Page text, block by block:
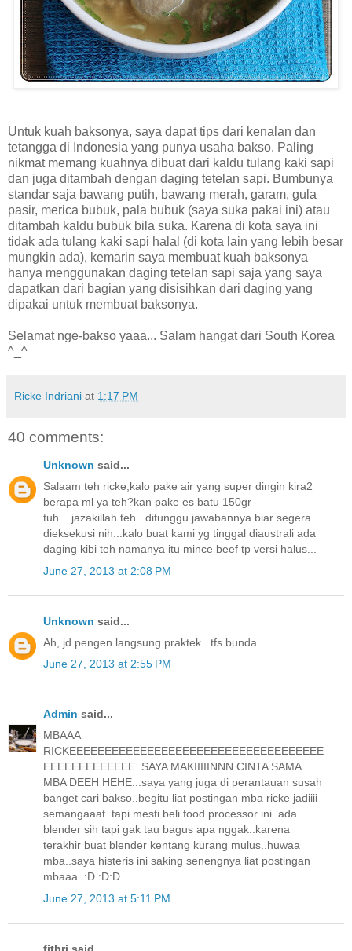
Untuk kuah baksonya, saya dapat tips dari kenalan dan
tetangga di Indonesia yang punya usaha bakso. Paling
nikmat memang kuahnya dibuat dari kaldu tulang kaki sapi
dan juga ditambah dengan daging tetelan sapi. Bumbunya
standar saja bawang putih, bawang merah, garam, gula
pasir, merica bubuk, pala bubuk (saya suka pakai ini) atau
ditambah kaldu bubuk bila suka. Karena di kota saya ini
tidak ada tulang kaki sapi halal (di kota lain yang lebih besar
mungkin ada), kemarin saya membuat kuah baksonya
hanya menggunakan daging tetelan sapi saja yang saya
dapatkan dari bagian yang disisihkan dari daging yang
dipakai untuk membuat baksonya.
Selamat nge-bakso yaaa... Salam hangat dari South Korea
^_^
Ricke Indriani at 1:17 PM
40 comments:
Unknown said...
Salaam teh ricke,kalo pake air yang super dingin kira2
berapa ml ya teh?kan pake es batu 150gr
tuh....jazakillah teh...ditunggu jawabannya biar segera
dieksekusi nih...kalo buat kami yg tinggal diaustrali ada
daging kibi teh namanya itu mince beef tp versi halus...
June 27, 2013 at 2:08 PM
Unknown said...
Ah, jd pengen langsung praktek...tfs bunda...
June 27, 2013 at 2:55 PM
Admin said...
MBAAA
RICKEEEEEEEEEEEEEEEEEEEEEEEEEEEEEEEEEEEE
EEEEEEEEEEEEE..SAYA MAKIIIIINNN CINTA SAMA
MBA DEEH HEHE...saya yang juga di perantauan susah
banget cari bakso..begitu liat postingan mba ricke jadiiii
semangaaat..tapi mesti beli food processor ini..ada
blender sih tapi gak tau bagus apa nggak..karena
terakhir buat blender kentang kurang mulus..huwaa
mba..saya histeris ini saking senengnya liat postingan
mbaaa..:D :D:D
June 27, 2013 at 5:11 PM